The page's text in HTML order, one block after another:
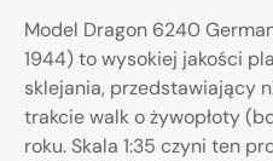
Model Dragon 6240
1944) to wysokiej jakości
sklejania, przedstawiający
trakcie walk o żywopłoty
roku. Skala 1:35 czyni ten